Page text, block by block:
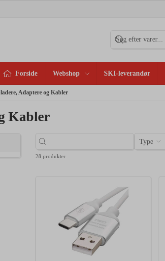
Forside Webshop SKI-leverandør
Adaptere og Kabler
Kabler
Type
28 produkter